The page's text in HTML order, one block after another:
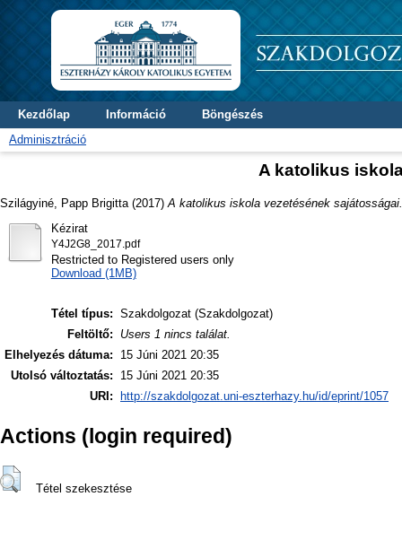
Kezdőlap Információ
Böngészés
Adminisztráció
A katolikus
Szilágyiné, Papp Brigitta (2017) A katolikus iskola vezetésének sajátosságai.
Kézirat
Y4J2G8_2017.pdf
Restricted to Registered users only
Download (1MB)
Tétel típus: Szakdolgozat (Szakdolgozat)
Feltöltő:
Users 1 nincs találat.
Elhelyezés dátuma:
15 Júni 2021 20:35
Utolsó változtatás:
15 Júni 2021 20:35
URI:
http://szakdolgozat.uni-eszterhazy.hu/id/eprint/1057
Actions (login required)
Tétel szekesztése